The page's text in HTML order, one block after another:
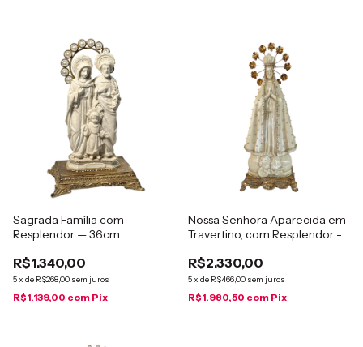
Sagrada Família com
Resplendor — 36cm
R$1.340,00
5x de R$268,00 sem juros
R$1.139,00 com Pix
Nossa Senhora Aparecida em
Travertino, com Resplendor -
R$2.330,00
5x de R$466,00 sem juros
R$1.980,50 com Pix